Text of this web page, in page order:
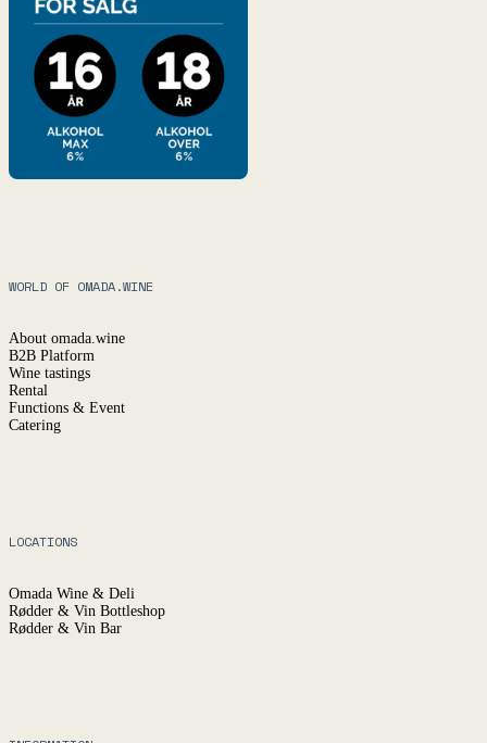
WORLD OF OMADA.WINE
About omada.wine
B2B Platform
Wine tastings
Rental
Functions & Event
Catering
LOCATIONS
Omada Wine & Deli
Rødder & Vin Bottleshop
Rødder & Vin Bar